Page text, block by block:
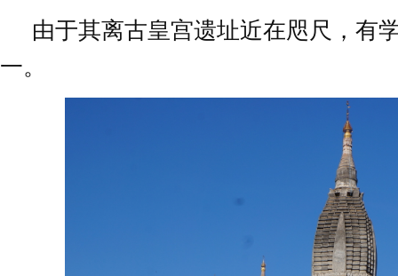
由于其离古皇宫遗址近在咫尺，有
一。